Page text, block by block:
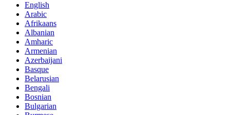
English
Arabic
Afrikaans
Albanian
Amharic
Armenian
Azerbaijani
Basque
Belarusian
Bengali
Bosnian
Bulgarian